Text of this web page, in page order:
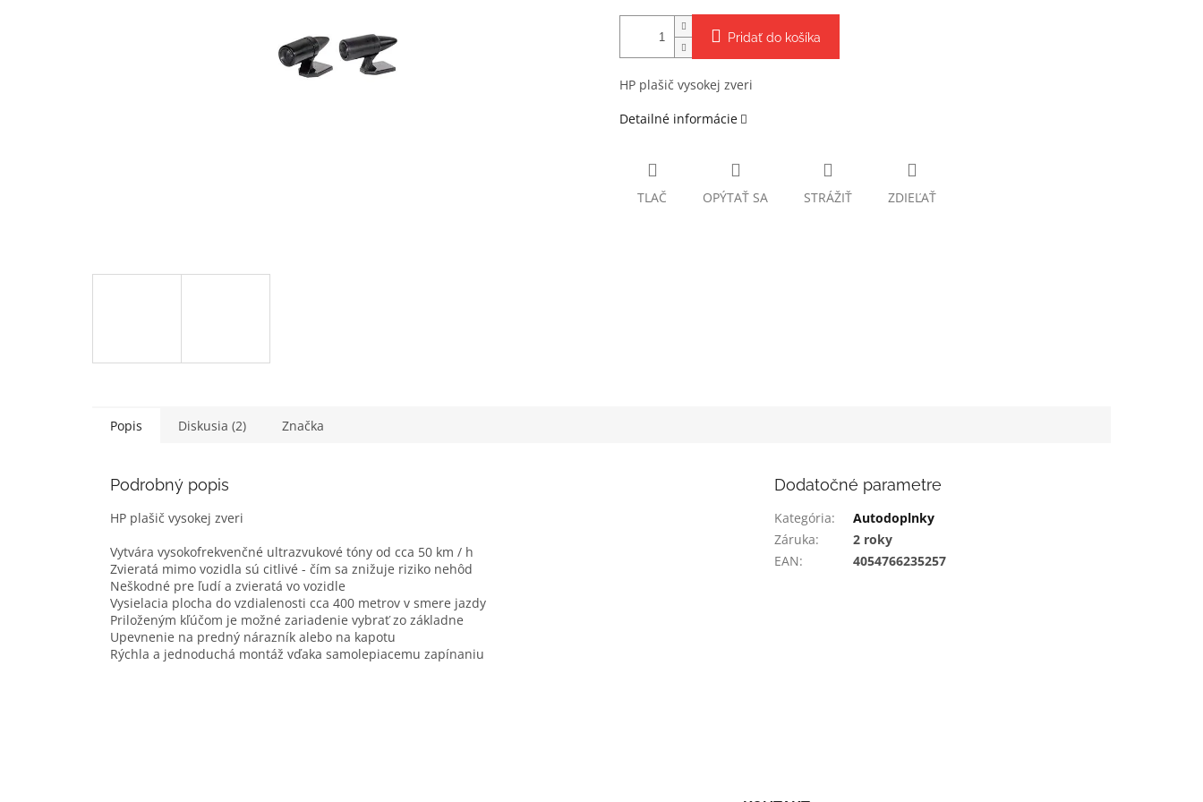
Pridať do košíka
HP plašič vysokej zveri
Detailné informácie
TLAČ OPÝTAŤ SA STRÁŽIŤ ZDIEĽAŤ
Popis Diskusia (2) Značka
Podrobný popis
HP plašič vysokej zveri
Vytvára vysokofrekvenčné ultrazvukové tóny od cca 50 km / h
Zvieratá mimo vozidla sú citlivé - čím sa znižuje riziko nehôd
Neškodné pre ľudí a zvieratá vo vozidle
Vysielacia plocha do vzdialenosti cca 400 metrov v smere jazdy
Priloženým kľúčom je možné zariadenie vybrať zo základne
Upevnenie na predný nárazník alebo na kapotu
Rýchla a jednoduchá montáž vďaka samolepiacemu zapínaniu
Dodatočné parametre
Kategória:
Autodoplnky
Záruka:
2 roky
EAN: 4054766235257